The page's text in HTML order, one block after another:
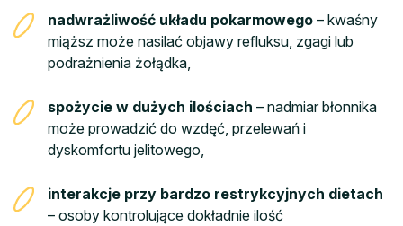
nadwrażliwość układu pokarmowego – kwaśny
miąższ może nasilać objawy refluksu, zgagi lub
podrażnienia żołądka,
spożycie w dużych ilościach – nadmiar błonnika
może prowadzić do wzdęć, przelewań i
dyskomfortu jelitowego,
interakcje przy bardzo restrykcyjnych dietach
– osoby kontrolujące dokładnie ilość